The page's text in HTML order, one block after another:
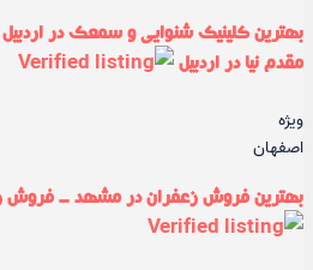
بهترین کلینیک شنوایی و سمعک در
مقدم نیا در اردبیل
ویژه
اصفهان
بهترین فروش زعفران در مشهد - فروش